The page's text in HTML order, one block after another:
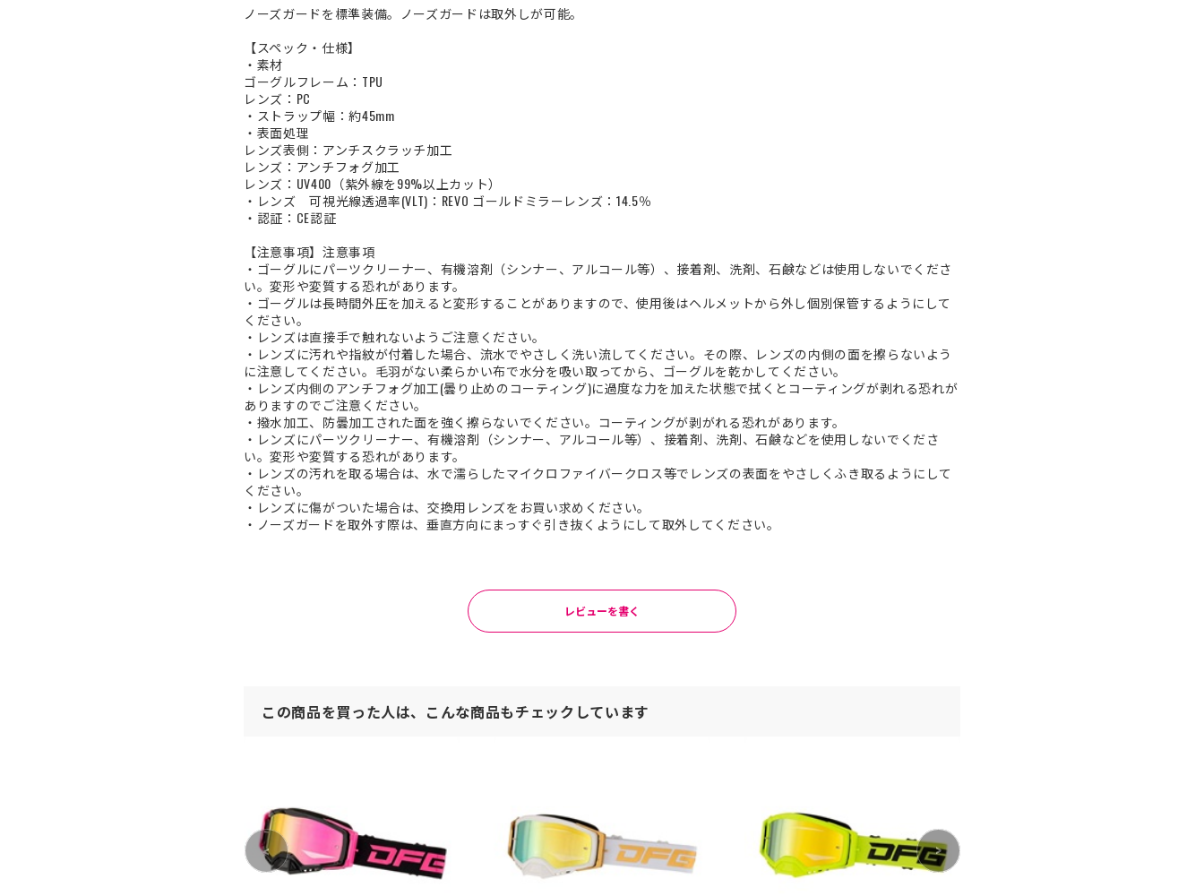
ノーズガードを標準装備。ノーズガードは取外しが可能。
【スペック・仕様】
・素材
ゴーグルフレーム：TPU
レンズ：PC
・ストラップ幅：約45mm
・表面処理
レンズ表側：アンチスクラッチ加工
レンズ：アンチフォグ加工
レンズ：UV400（紫外線を99%以上カット）
・レンズ 可視光線透過率(VLT)：REVO ゴールドミラーレンズ：14.5％
・認証：CE認証
【注意事項】注意事項
・ゴーグルにパーツクリーナー、有機溶剤（シンナー、アルコール等）、接着剤、洗剤、石鹸などは使用しないでくださ
い。変形や変質する恐れがあります。
・ゴーグルは長時間外圧を加えると変形することがありますので、使用後はヘルメットから外し個別保管するようにして
ください。
・レンズは直接手で触れないようご注意ください。
・レンズに汚れや指紋が付着した場合、流水でやさしく洗い流してください。その際、レンズの内側の面を擦らないよう
に注意してください。毛羽がない柔らかい布で水分を吸い取ってから、ゴーグルを乾かしてください。
・レンズ内側のアンチフォグ加工(曇り止めのコーティング)に過度な力を加えた状態で拭くとコーティングが剥れる恐れが
ありますのでご注意ください。
・撥水加工、防曇加工された面を強く擦らないでください。コーティングが剥がれる恐れがあります。
・レンズにパーツクリーナー、有機溶剤（シンナー、アルコール等）、接着剤、洗剤、石鹸などを使用しないでくださ
い。変形や変質する恐れがあります。
・レンズの汚れを取る場合は、水で濡らしたマイクロファイバークロス等でレンズの表面をやさしくふき取るようにして
ください。
・レンズに傷がついた場合は、交換用レンズをお買い求めください。
・ノーズガードを取外す際は、垂直方向にまっすぐ引き抜くようにして取外してください。
レビューを書く
この商品を買った人は、こんな商品もチェックしています
> >